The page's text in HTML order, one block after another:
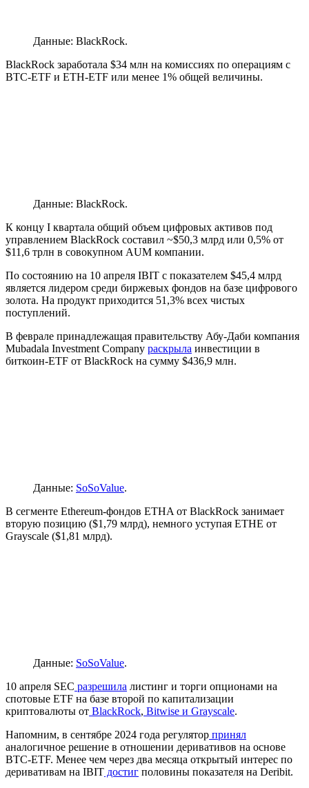
Данные: BlackRock.
BlackRock заработала $34 млн на комиссиях по операциям с
BTC-ETF и ETH-ETF или менее 1% общей величины.
Данные: BlackRock.
К концу I квартала общий объем цифровых активов под
управлением BlackRock составил ~$50,3 млрд или 0,5% от
$11,6 трлн в совокупном AUM компании.
По состоянию на 10 апреля IBIT с показателем $45,4 млрд
является лидером среди биржевых фондов на базе цифрового
золота. На продукт приходится 51,3% всех чистых
поступлений.
В феврале принадлежащая правительству Абу-Даби компания
Mubadala Investment Company раскрыла инвестиции в
биткоин-ETF от BlackRock на сумму $436,9 млн.
Данные: SoSoValue.
В сегменте Ethereum-фондов ETHA от BlackRock занимает
вторую позицию ($1,79 млрд), немного уступая ETHE от
Grayscale ($1,81 млрд).
Данные: SoSoValue.
10 апреля SEC разрешила листинг и торги опционами на
спотовые ETF на базе второй по капитализации
криптовалюты от BlackRock, Bitwise и Grayscale.
Напомним, в сентябре 2024 года регулятор принял
аналогичное решение в отношении деривативов на основе
BTC-ETF. Менее чем через два месяца открытый интерес по
деривативам на IBIT достиг половины показателя на Deribit.